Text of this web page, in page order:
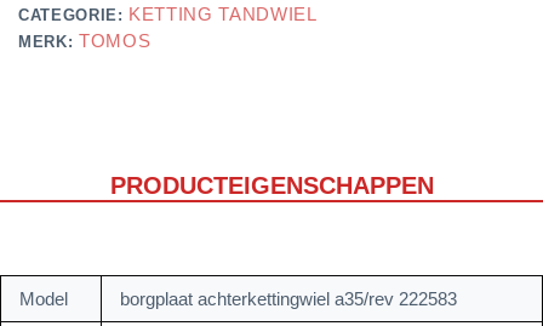
CATEGORIE: KETTING TANDWIEL
MERK: TOMOS
PRODUCTEIGENSCHAPPEN
Model borgplaat achterkettingwiel a35/rev 222583